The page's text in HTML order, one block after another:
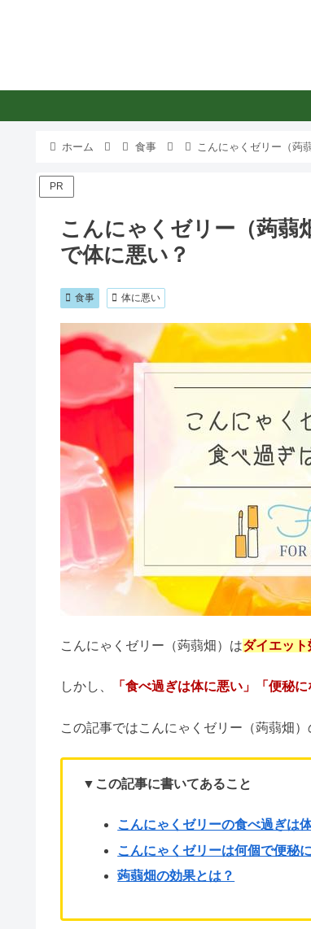
ホーム 食事 こんにゃくゼリー（蒟
PR
こんにゃくゼリー（蒟蒻
で体に悪い？
食事 体に悪い
こんにゃくゼリー（蒟蒻畑）は